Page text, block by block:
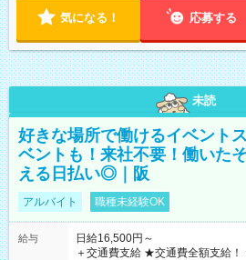
気になる！ 応募する
未読
好きな場所で働けるイベント
ベントも！来社不要！働いた
える日払い◎｜阪
アルバイト 職種未経験OK
給与
日給16,500円～
＋交通費支給 ★交通費全額支給！ ★日払いOK！（規定あり） ┗